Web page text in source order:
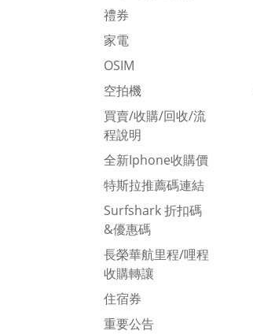
禮券
家電
OSIM
空拍機
買賣/收購/回收/流
程說明
全新iphone收購價
特斯拉推薦碼連結
Surfshark 折扣碼
&優惠碼
長榮華航里程/哩程
收購轉讓
住宿券
重要公告